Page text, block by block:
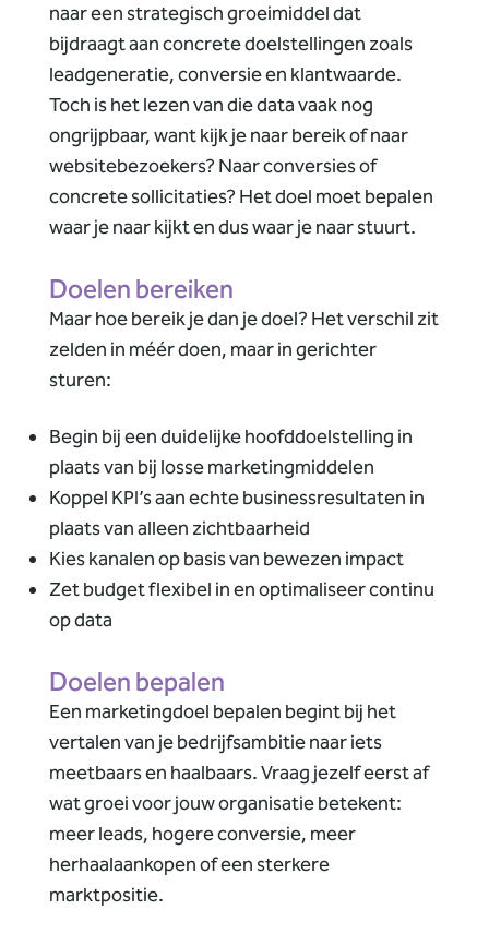
naar een strategisch groeimiddel dat
bijdraagt aan concrete doelstellingen zoals
leadgeneratie, conversie en klantwaarde.
Toch is het lezen van die data vaak nog
ongrijpbaar, want kijk je naar bereik of naar
websitebezoekers? Naar conversies of
concrete sollicitaties? Het doel moet bepalen
waar je naar kijkt en dus waar je naar stuurt.
Doelen bereiken
Maar hoe bereik je dan je doel? Het verschil zit
zelden in méér doen, maar in gerichter
sturen:
Begin bij een duidelijke hoofddoelstelling in
plaats van bij losse marketingmiddelen
Koppel KPI’s aan echte businessresultaten in
plaats van alleen zichtbaarheid
Kies kanalen op basis van bewezen impact
Zet budget flexibel in en optimaliseer continu
op data
Doelen bepalen
Een marketingdoel bepalen begint bij het
vertalen van je bedrijfsambitie naar iets
meetbaars en haalbaars. Vraag jezelf eerst af
wat groei voor jouw organisatie betekent:
meer leads, hogere conversie, meer
herhaalaankopen of een sterkere
marktpositie.